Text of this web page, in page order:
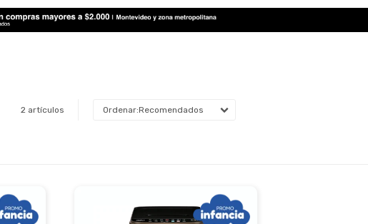
2 artículos Recomendados